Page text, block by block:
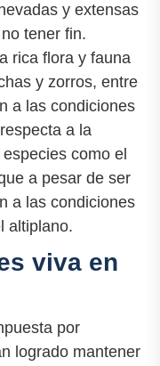
y extensas
tener fin.
rica flora y fauna
y zorros, entre
a las condiciones
a la
como el
a pesar de ser
a las condiciones
altiplano.
viva en
por
logrado mantener